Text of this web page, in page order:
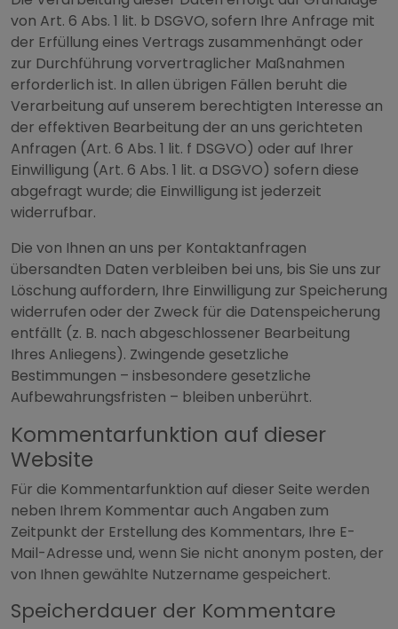
von Art. 6 Abs. 1 lit. b DSGVO, sofern Ihre Anfrage mit
der Erfüllung eines Vertrags zusammenhängt oder
zur Durchführung vorvertraglicher Maßnahmen
erforderlich ist. In allen übrigen Fällen beruht die
Verarbeitung auf unserem berechtigten Interesse an
der effektiven Bearbeitung der an uns gerichteten
Anfragen (Art. 6 Abs. 1 lit. f DSGVO) oder auf Ihrer
Einwilligung (Art. 6 Abs. 1 lit. a DSGVO) sofern diese
abgefragt wurde; die Einwilligung ist jederzeit
widerrufbar.
Die von Ihnen an uns per Kontaktanfragen
übersandten Daten verbleiben bei uns, bis Sie uns zur
Löschung auffordern, Ihre Einwilligung zur Speicherung
widerrufen oder der Zweck für die Datenspeicherung
entfällt (z. B. nach abgeschlossener Bearbeitung
Ihres Anliegens). Zwingende gesetzliche
Bestimmungen – insbesondere gesetzliche
Aufbewahrungsfristen – bleiben unberührt.
Kommentar­funktion auf dieser
Website
Für die Kommentarfunktion auf dieser Seite werden
neben Ihrem Kommentar auch Angaben zum
Zeitpunkt der Erstellung des Kommentars, Ihre E-
Mail-Adresse und, wenn Sie nicht anonym posten, der
von Ihnen gewählte Nutzername gespeichert.
Speicherdauer der Kommentare